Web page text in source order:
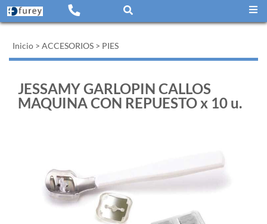
Inicio > ACCESORIOS > PIES
JESSAMY GARLOPIN CALLOS
MAQUINA CON REPUESTO x 10 u.